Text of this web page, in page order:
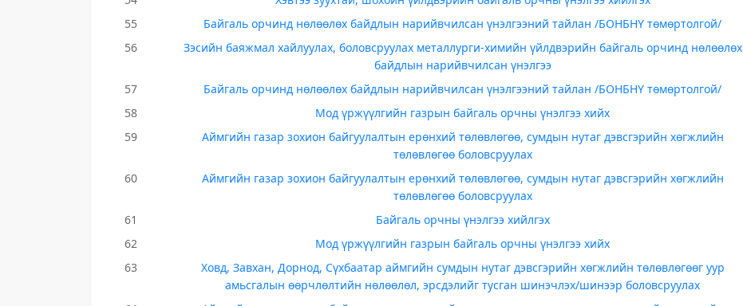
55
Байгаль орчинд нөлөөлөх байдлын нарийвчилсан үнэлгээний тайлан /БОНБНҮ төмөртолгой/
56
Зэсийн баяжмал хайлуулах, боловсруулах металлурги-химийн үйлдвэрийн байгаль орчинд нөлөөлөх
байдлын нарийвчилсан үнэлгээ
57 Байгаль орчинд нөлөөлөх байдлын нарийвчилсан үнэлгээний тайлан /БОНБНҮ төмөртолгой/
58
Мод үржүүлгийн газрын байгаль орчны үнэлгээ хийх
59
Аймгийн газар зохион байгуулалтын ерөнхий төлөвлөгөө, сумдын нутаг дэвсгэрийн хөгжлийн
төлөвлөгөө боловсруулах
60
Аймгийн газар зохион байгуулалтын ерөнхий төлөвлөгөө, сумдын нутаг дэвсгэрийн хөгжлийн
төлөвлөгөө боловсруулах
61 Байгаль орчны үнэлгээ хийлгэх
62
Мод үржүүлгийн газрын байгаль орчны үнэлгээ хийх
63
Ховд, Завхан, Дорнод, Сүхбаатар аймгийн сумдын нутаг дэвсгэрийн хөгжлийн төлөвлөгөөг уур
амьсгалын өөрчлөлтийн нөлөөлөл, эрсдэлийг тусган шинэчлэх/шинээр боловсруулах